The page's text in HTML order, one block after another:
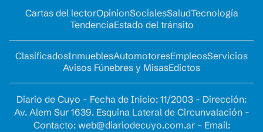
Cartas del lectorOpinionSocialesSaludTecnología
TendenciaEstado del tránsito
ClasificadosInmueblesAutomotoresEmpleosServicios
Avisos Fúnebres y MisasEdictos
Diario de Cuyo - Fecha de Inicio: 11/2003 - Dirección:
Av. Alem Sur 1639. Esquina Lateral de Circunvalación -
Contacto: web@diariodecuyo.com.ar- Email: